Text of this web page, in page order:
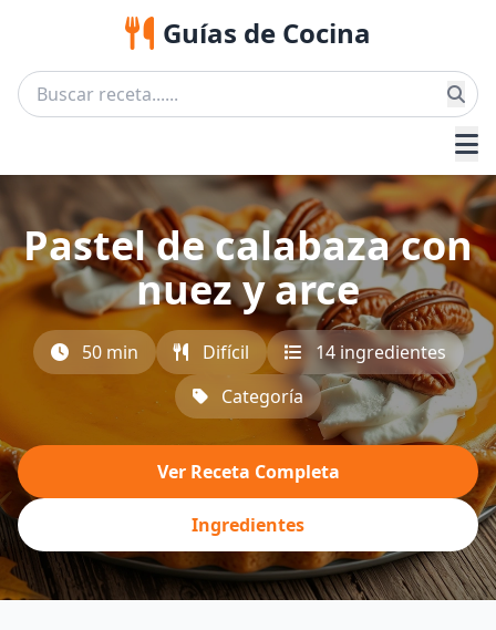
Guías de Cocina
Pastel de calabaza con
nuez y arce
50 min Difícil
14 ingredientes
Categoría
Ver Receta Completa
Ingredientes